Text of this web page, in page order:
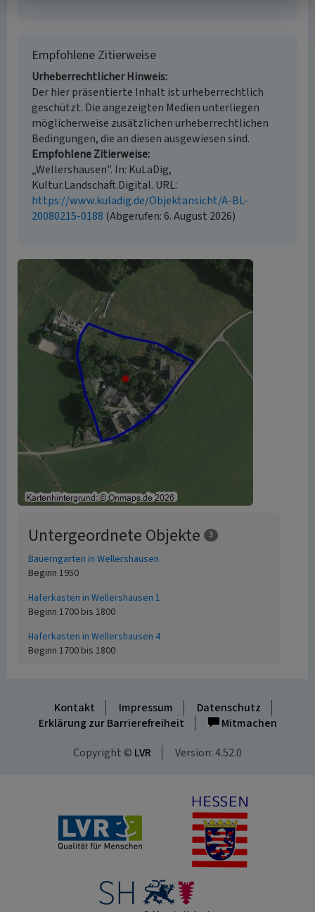
Empfohlene Zitierweise
Urheberrechtlicher Hinweis
Der hier präsentierte Inhalt ist urheberrechtlich
geschützt. Die angezeigten Medien unterliegen
möglicherweise zusätzlichen urheberrechtlichen
Bedingungen, die an diesen ausgewiesen sind.
Empfohlene Zitierweise
„Wellershausen”. In: KuLaDig,
Kultur.Landschaft.Digital. URL:
https://www.kuladig.de/Objektansicht/A-BL-
20080215-0188 (Abgerufen: 6. August 2026)
Untergeordnete Objekte 3
Bauerngarten in Wellershausen
Beginn 1950
Haferkasten in Wellershausen 1
Beginn 1700 bis 1800
Haferkasten in Wellershausen 4
Beginn 1700 bis 1800
Kontakt Impressum
Datenschutz
Erklärung zur Barrierefreiheit
Mitmachen
Copyright © LVR Version: 4.52.0